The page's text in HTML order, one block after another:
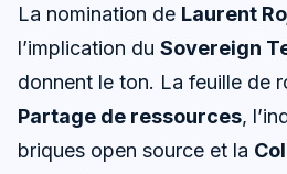
La nomination de Laurent
l’implication du Sovereign
donnent le ton. La feuille de
Partage de ressources,
briques open source et la